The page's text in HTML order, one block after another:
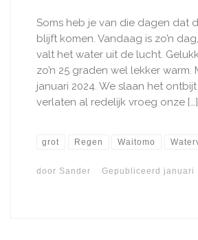
Soms heb je van die dagen dat
blijft komen. Vandaag is zo’n
valt het water uit de lucht.
zo’n 25 graden wel lekker warm.
januari 2024. We slaan het
verlaten al redelijk vroeg onze […]
grot Regen Waitomo
door Sander Gepubliceerd januari